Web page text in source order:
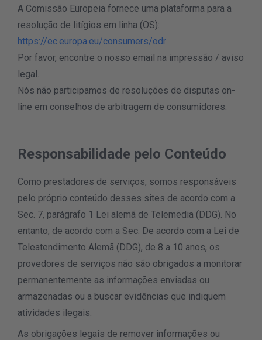
A Comissão Europeia fornece uma plataforma para a
resolução de litígios em linha (OS):
https://ec.europa.eu/consumers/odr
Por favor, encontre o nosso email na impressão / aviso
legal.
Nós não participamos de resoluções de disputas on-
line em conselhos de arbitragem de consumidores.
Responsabilidade pelo Conteúdo
Como prestadores de serviços, somos responsáveis
pelo próprio conteúdo desses sites de acordo com a
Sec. 7, parágrafo 1 Lei alemã de Telemedia (DDG). No
entanto, de acordo com a Sec. De acordo com a Lei de
Teleatendimento Alemã (DDG), de 8 a 10 anos, os
provedores de serviços não são obrigados a monitorar
permanentemente as informações enviadas ou
armazenadas ou a buscar evidências que indiquem
atividades ilegais.
As obrigações legais de remover informações ou